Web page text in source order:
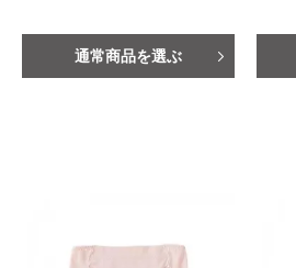
通常商品を選ぶ